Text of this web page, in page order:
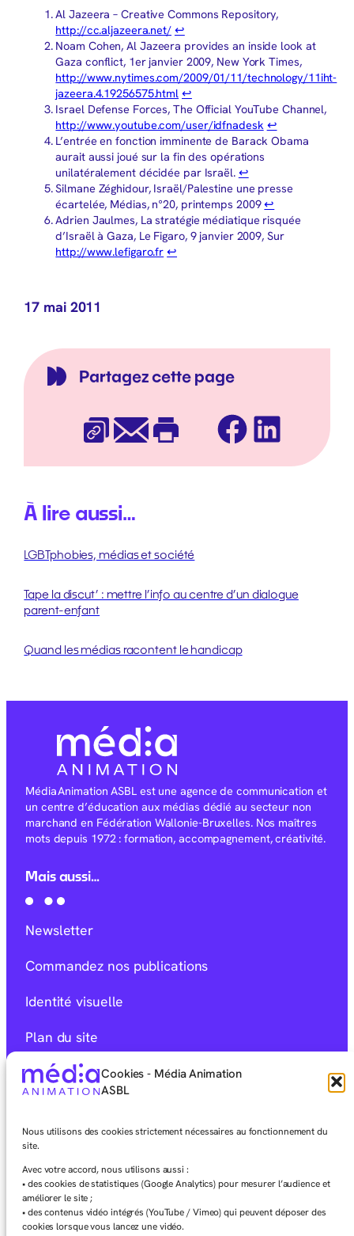
Cookies - Média Animation
ASBL
Nous utilisons des cookies strictement nécessaires au fonctionnement du
site.
Avec votre accord, nous utilisons aussi :
• des cookies de statistiques (Google Analytics) pour mesurer l’audience et
améliorer le site ;
• des contenus vidéo intégrés (YouTube / Vimeo) qui peuvent déposer des
cookies lorsque vous lancez une vidéo.
Al Jazeera – Creative Commons Repository,
http://cc.aljazeera.net/ ↩︎
Noam Cohen, Al Jazeera provides an inside look at
Gaza conflict, 1er janvier 2009, New York Times,
http://www.nytimes.com/2009/01/11/technology/11iht-
jazeera.4.19256575.html ↩︎
Israel Defense Forces, The Official YouTube Channel,
http://www.youtube.com/user/idfnadesk ↩︎
L’entrée en fonction imminente de Barack Obama
aurait aussi joué sur la fin des opérations
unilatéralement décidée par Israël. ↩︎
Silmane Zéghidour, Israël/Palestine une presse
écartelée, Médias, n°20, printemps 2009↩︎
Adrien Jaulmes, La stratégie médiatique risquée
d’Israël à Gaza, Le Figaro, 9 janvier 2009, Sur
http://www.lefigaro.fr ↩︎
17 mai 2011
Partagez cette page
Copier l’URL
E-mail Imprimer FacebookLinkedIn
À lire aussi…
LGBTphobies, médias et société
Tape la discut’ : mettre l’info au centre d’un dialogue
parent-enfant
Quand les médias racontent le handicap
Média Animation ASBL est une agence de communication et
un centre d’éducation aux médias dédié au secteur non
marchand en Fédération Wallonie-Bruxelles. Nos maîtres
mots depuis 1972 : formation, accompagnement, créativité.
Mais aussi…
Newsletter
Commandez nos publications
Identité visuelle
Plan du site
Mentions Légales
Charte éditoriale